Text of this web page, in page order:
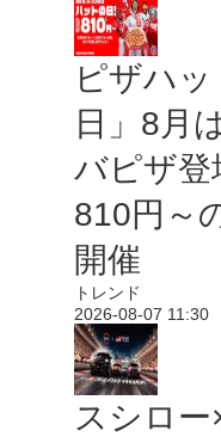
ピザハ
日」8月
バピザ登
810円～
開催
トレンド
2026-08-07 11:30
スシロ